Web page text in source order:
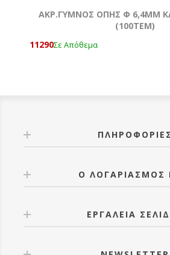
ΑΚΡ.ΓΥΜΝΟΣ ΟΠΗΣ Φ 6,4MM
(100ΤΕΜ)
11290Σε Απόθεμα
ΠΛΗΡΟΦΟΡΊΕΣ
Ο ΛΟΓΑΡΙΑΣΜΌΣ
ΕΡΓΑΛΕΊΑ